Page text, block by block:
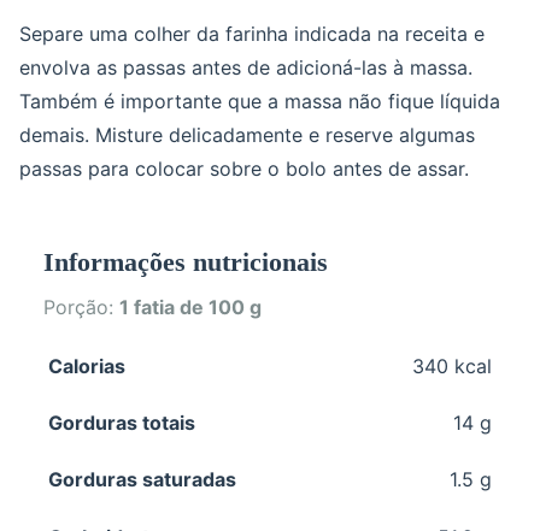
Separe uma colher da farinha indicada na receita e
envolva as passas antes de adicioná-las à massa.
Também é importante que a massa não fique líquida
demais. Misture delicadamente e reserve algumas
passas para colocar sobre o bolo antes de assar.
Informações nutricionais
Porção: 1 fatia de 100 g
Calorias 340 kcal
Gorduras totais 14 g
Gorduras saturadas 1.5 g